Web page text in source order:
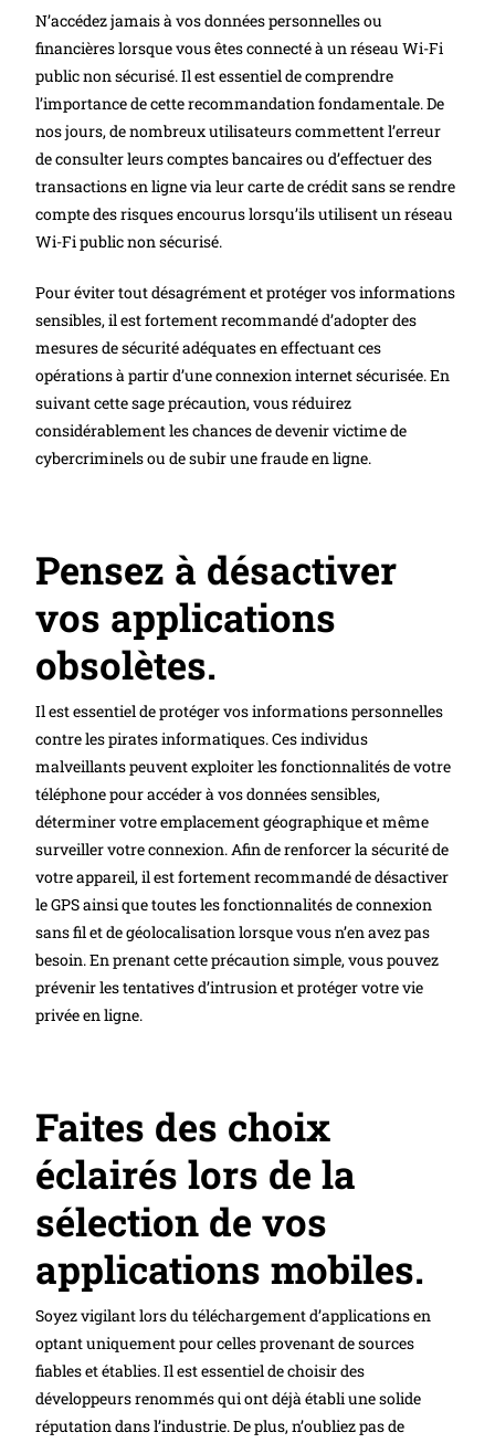
N’accédez jamais à vos données personnelles ou
financières lorsque vous êtes connecté à un réseau Wi-Fi
public non sécurisé. Il est essentiel de comprendre
l’importance de cette recommandation fondamentale. De
nos jours, de nombreux utilisateurs commettent l’erreur
de consulter leurs comptes bancaires ou d’effectuer des
transactions en ligne via leur carte de crédit sans se rendre
compte des risques encourus lorsqu’ils utilisent un réseau
Wi-Fi public non sécurisé.
Pour éviter tout désagrément et protéger vos informations
sensibles, il est fortement recommandé d’adopter des
mesures de sécurité adéquates en effectuant ces
opérations à partir d’une connexion internet sécurisée. En
suivant cette sage précaution, vous réduirez
considérablement les chances de devenir victime de
cybercriminels ou de subir une fraude en ligne.
Pensez à désactiver
vos applications
obsolètes.
Il est essentiel de protéger vos informations personnelles
contre les pirates informatiques. Ces individus
malveillants peuvent exploiter les fonctionnalités de votre
téléphone pour accéder à vos données sensibles,
déterminer votre emplacement géographique et même
surveiller votre connexion. Afin de renforcer la sécurité de
votre appareil, il est fortement recommandé de désactiver
le GPS ainsi que toutes les fonctionnalités de connexion
sans fil et de géolocalisation lorsque vous n’en avez pas
besoin. En prenant cette précaution simple, vous pouvez
prévenir les tentatives d’intrusion et protéger votre vie
privée en ligne.
Faites des choix
éclairés lors de la
sélection de vos
applications mobiles.
Soyez vigilant lors du téléchargement d’applications en
optant uniquement pour celles provenant de sources
fiables et établies. Il est essentiel de choisir des
développeurs renommés qui ont déjà établi une solide
réputation dans l’industrie. De plus, n’oubliez pas de